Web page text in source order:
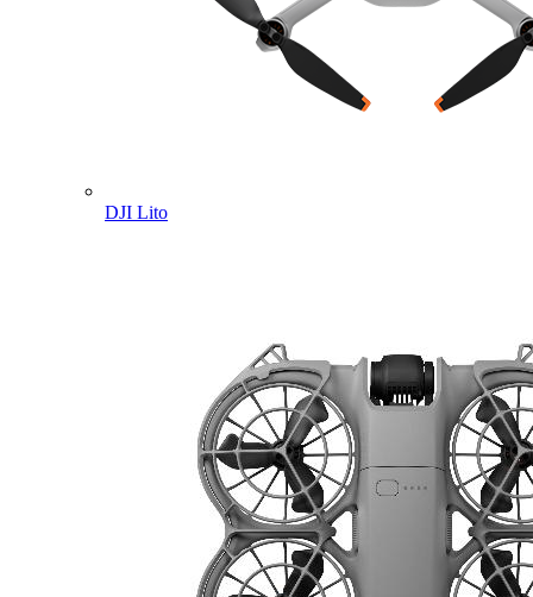
DJI Lito